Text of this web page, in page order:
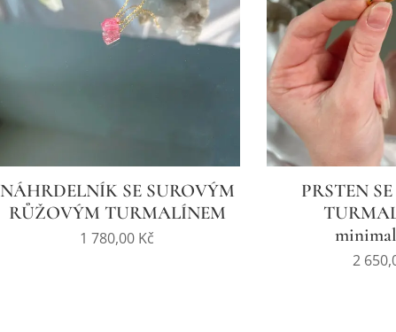
NÁHRDELNÍK SE SUROVÝM
RŮŽOVÝM TURMALÍNEM
1 780,00 Kč
PRSTEN
2